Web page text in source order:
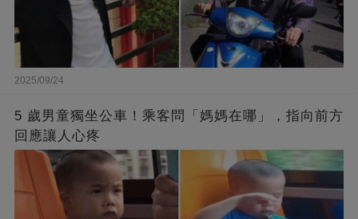
2025/09/24
5 歲男童獨坐公車！乘客問「媽媽在哪」，指向前方
回應讓人心疼